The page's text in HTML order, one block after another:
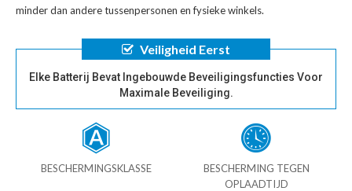
minder dan andere tussenpersonen en fysieke winkels.
Veiligheid Eerst
Elke Batterij Bevat Ingebouwde Beveiligingsfuncties Voor
Maximale Beveiliging.
BESCHERMINGSKLASSE
BESCHERMING TEGEN
OPLAADTIJD